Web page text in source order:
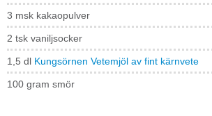
3 msk kakaopulver
2 tsk vaniljsocker
1,5 dl Kungsörnen Vetemjöl av fint kärnvete
100 gram smör